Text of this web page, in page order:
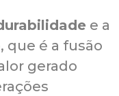
e a
, que é a fusão
gerado